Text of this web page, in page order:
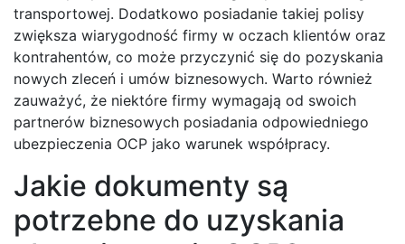
transportowej. Dodatkowo posiadanie takiej polisy
zwiększa wiarygodność firmy w oczach klientów oraz
kontrahentów, co może przyczynić się do pozyskania
nowych zleceń i umów biznesowych. Warto również
zauważyć, że niektóre firmy wymagają od swoich
partnerów biznesowych posiadania odpowiedniego
ubezpieczenia OCP jako warunek współpracy.
Jakie dokumenty są
potrzebne do uzyskania